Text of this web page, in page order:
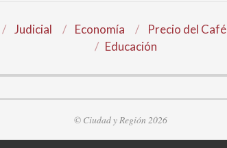
Judicial Economía Precio del Café
Educación
© Ciudad y Región 2026